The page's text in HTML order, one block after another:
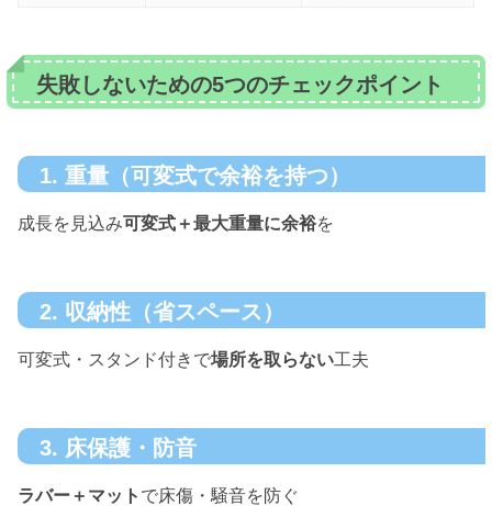
失敗しないための5つのチェックポイント
1. 重量（可変式で余裕を持つ）
成長を見込み可変式＋最大重量に余裕を
2. 収納性（省スペース）
可変式・スタンド付きで場所を取らない工夫
3. 床保護・防音
ラバー＋マット で床傷・騒音を防ぐ